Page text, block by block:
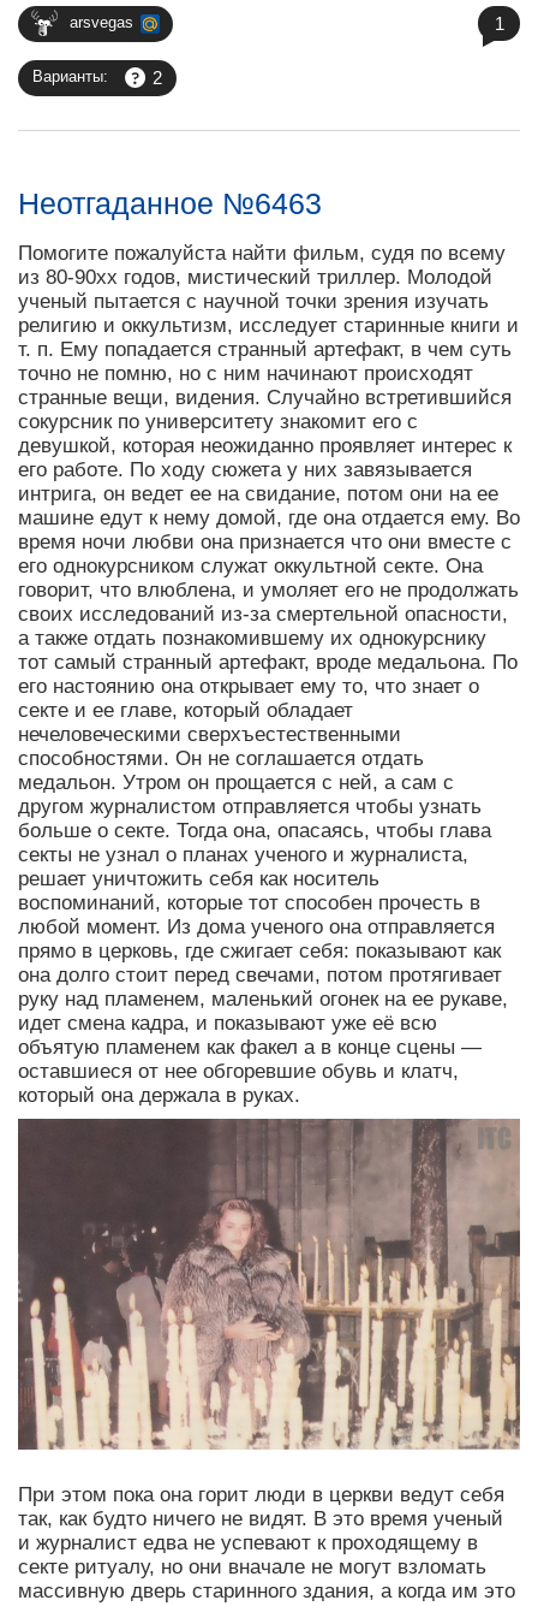
arsvegas
Варианты: 2
1
Неотгаданное №6463
Помогите пожалуйста найти фильм, судя по всему
из 80-90хх годов, мистический триллер. Молодой
ученый пытается с научной точки зрения изучать
религию и оккультизм, исследует старинные книги и
т. п. Ему попадается странный артефакт, в чем суть
точно не помню, но с ним начинают происходят
странные вещи, видения. Случайно встретившийся
сокурсник по университету знакомит его с
девушкой, которая неожиданно проявляет интерес к
его работе. По ходу сюжета у них завязывается
интрига, он ведет ее на свидание, потом они на ее
машине едут к нему домой, где она отдается ему. Во
время ночи любви она признается что они вместе с
его однокурсником служат оккультной секте. Она
говорит, что влюблена, и умоляет его не продолжать
своих исследований из-за смертельной опасности,
а также отдать познакомившему их однокурснику
тот самый странный артефакт, вроде медальона. По
его настоянию она открывает ему то, что знает о
секте и ее главе, который обладает
нечеловеческими сверхъестественными
способностями. Он не соглашается отдать
медальон. Утром он прощается с ней, а сам с
другом журналистом отправляется чтобы узнать
больше о секте. Тогда она, опасаясь, чтобы глава
секты не узнал о планах ученого и журналиста,
решает уничтожить себя как носитель
воспоминаний, которые тот способен прочесть в
любой момент. Из дома ученого она отправляется
прямо в церковь, где сжигает себя: показывают как
она долго стоит перед свечами, потом протягивает
руку над пламенем, маленький огонек на ее рукаве,
идет смена кадра, и показывают уже её всю
объятую пламенем как факел а в конце сцены —
оставшиеся от нее обгоревшие обувь и клатч,
который она держала в руках.
При этом пока она горит люди в церкви ведут себя
так, как будто ничего не видят. В это время ученый
и журналист едва не успевают к проходящему в
секте ритуалу, но они вначале не могут взломать
массивную дверь старинного здания, а когда им это